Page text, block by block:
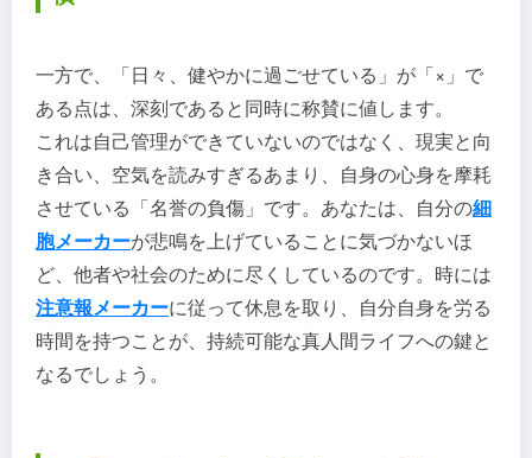
一方で、「日々、健やかに過ごせている」が「×」で
ある点は、深刻であると同時に称賛に値します。
これは自己管理ができていないのではなく、現実と向
き合い、空気を読みすぎるあまり、自身の心身を摩耗
させている「名誉の負傷」です。あなたは、自分の細
胞メーカーが悲鳴を上げていることに気づかないほ
ど、他者や社会のために尽くしているのです。時には
注意報メーカーに従って休息を取り、自分自身を労る
時間を持つことが、持続可能な真人間ライフへの鍵と
なるでしょう。